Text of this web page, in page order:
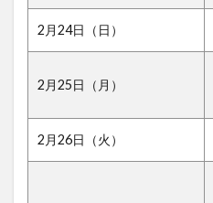
2月24日（日）
2月25日（月）
2月26日（火）